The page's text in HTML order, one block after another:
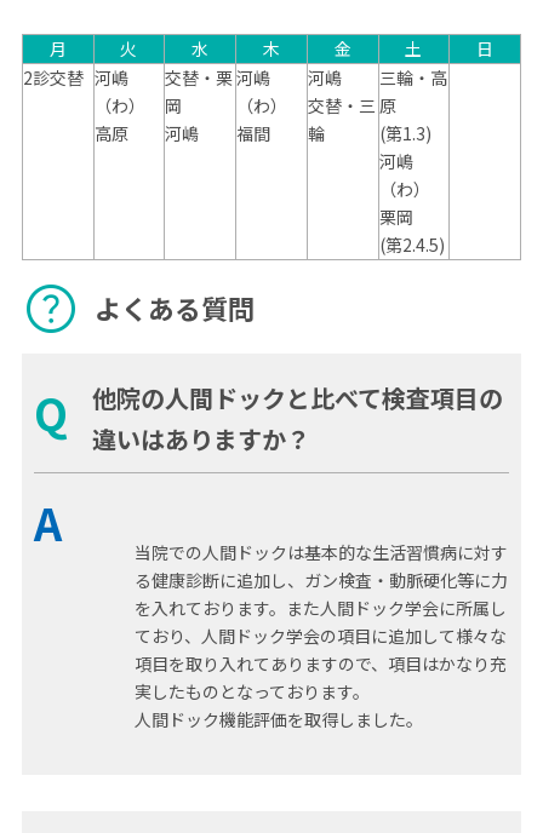
月 火 水 木 金 土
日
2診交替 河嶋
（わ）
高原
交替・栗
岡
河嶋
河嶋
（わ）
福間
河嶋
交替・三
輪
三輪・高
原
(第1.3)
河嶋
（わ）
栗岡
(第2.4.5)
help よくある質問
Q
他院の人間ドックと比べて検査項目の
違いはありますか？
A
当院での人間ドックは基本的な生活習慣病に対す
る健康診断に追加し、ガン検査・動脈硬化等に力
を入れております。また人間ドック学会に所属し
ており、人間ドック学会の項目に追加して様々な
項目を取り入れてありますので、項目はかなり充
実したものとなっております。
人間ドック機能評価を取得しました。